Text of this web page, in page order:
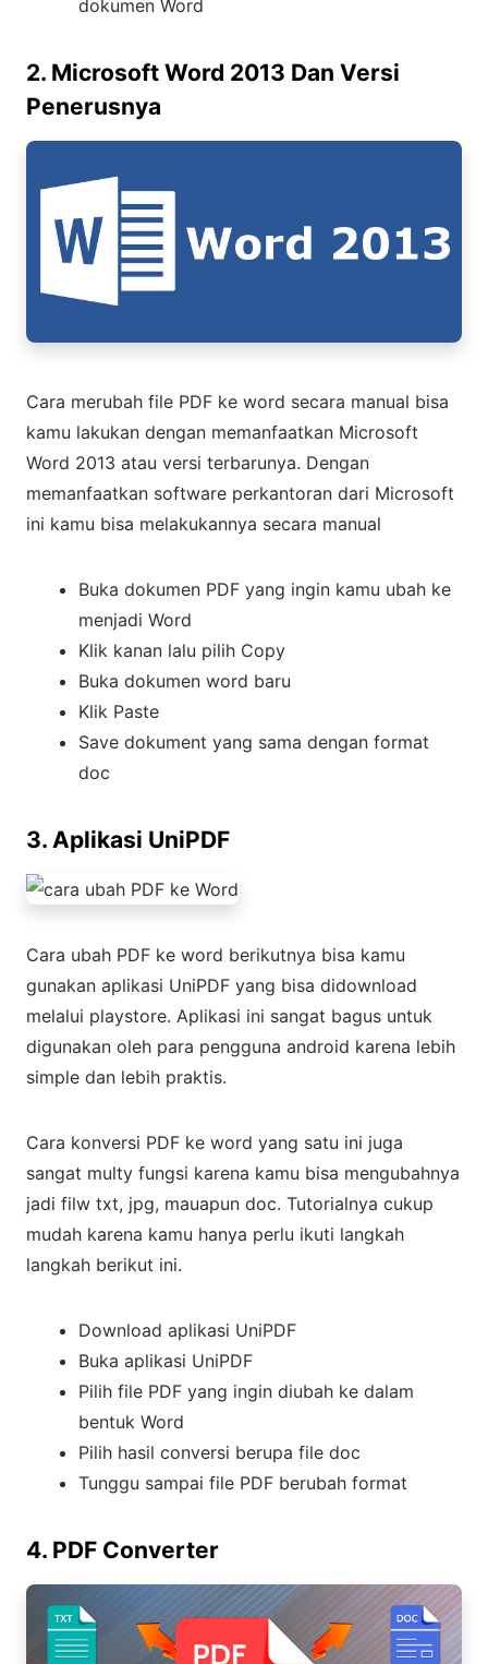
dokumen Word
2. Microsoft Word 2013 Dan Versi
Penerusnya
Cara merubah file PDF ke word secara manual bisa
kamu lakukan dengan memanfaatkan Microsoft
Word 2013 atau versi terbarunya. Dengan
memanfaatkan software perkantoran dari Microsoft
ini kamu bisa melakukannya secara manual
Buka dokumen PDF yang ingin kamu ubah ke
menjadi Word
Klik kanan lalu pilih Copy
Buka dokumen word baru
Klik Paste
Save dokument yang sama dengan format
doc
3. Aplikasi UniPDF
Cara ubah PDF ke word berikutnya bisa kamu
gunakan aplikasi UniPDF yang bisa didownload
melalui playstore. Aplikasi ini sangat bagus untuk
digunakan oleh para pengguna android karena lebih
simple dan lebih praktis.
Cara konversi PDF ke word yang satu ini juga
sangat multy fungsi karena kamu bisa mengubahnya
jadi filw txt, jpg, mauapun doc. Tutorialnya cukup
mudah karena kamu hanya perlu ikuti langkah
langkah berikut ini.
Download aplikasi UniPDF
Buka aplikasi UniPDF
Pilih file PDF yang ingin diubah ke dalam
bentuk Word
Pilih hasil conversi berupa file doc
Tunggu sampai file PDF berubah format
4. PDF Converter